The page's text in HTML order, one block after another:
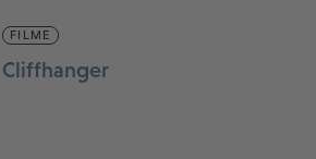
FILME
Cliffhanger